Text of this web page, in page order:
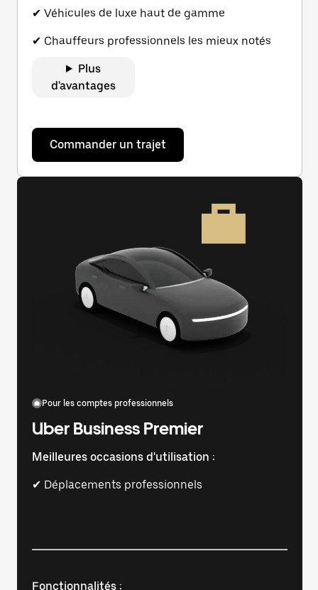
✔ Véhicules de luxe haut de gamme
✔ Chauffeurs professionnels les mieux notés
Plus
d'avantages
Commander un trajet
Pour les comptes professionnels
Uber Business Premier
Meilleures occasions d'utilisation :
✔ Déplacements professionnels
Fonctionnalités :